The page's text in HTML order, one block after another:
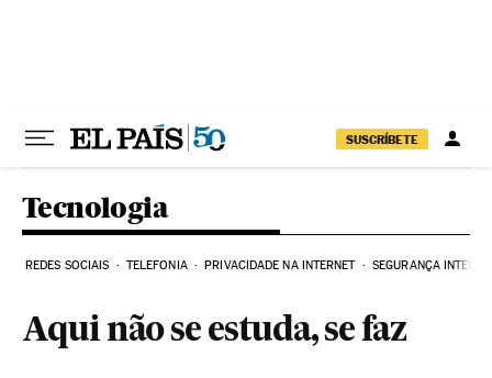
SUSCRÍBETE
Tecnologia
REDES SOCIAIS TELEFONIA PRIVACIDADE NA INTERNET SEGURANÇA
Aqui não se estuda, se faz